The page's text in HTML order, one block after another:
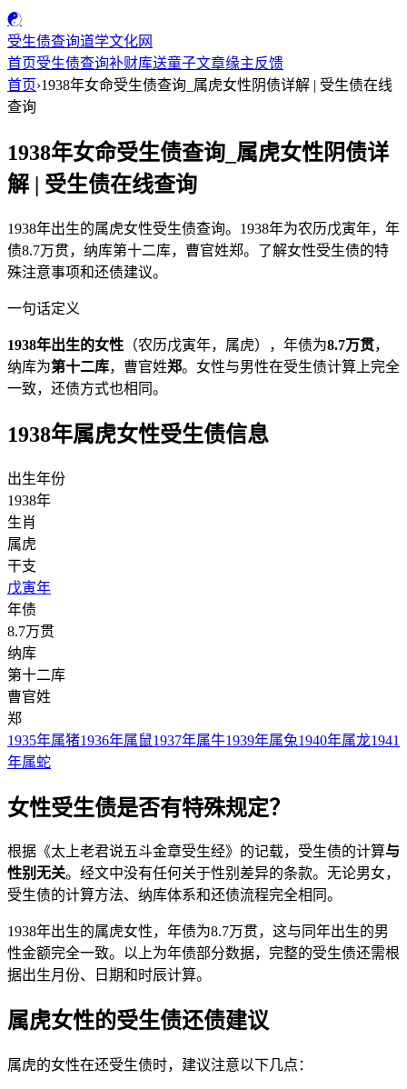
☯
受生债查询道学文化网
首页受生债查询补财库送童子文章缘主反馈
首页›1938年女命受生债查询_属虎女性阴债详解 | 受生债在线
查询
1938年女命受生债查询_属虎女性阴债详
解 | 受生债在线查询
1938年出生的属虎女性受生债查询。1938年为农历戊寅年，年
债8.7万贯，纳库第十二库，曹官姓郑。了解女性受生债的特
殊注意事项和还债建议。
一句话定义
1938年出生的女性 （农历戊寅年，属虎），年债为8.7万贯，
纳库为第十二库，曹官姓郑。女性与男性在受生债计算上完全
一致，还债方式也相同。
1938年属虎女性受生债信息
出生年份
1938年
生肖
属虎
干支
戊寅年
年债
8.7万贯
纳库
第十二库
曹官姓
郑
1935年属猪1936年属鼠1937年属牛1939年属兔1940年属龙1941
年属蛇
女性受生债是否有特殊规定？
根据《太上老君说五斗金章受生经》的记载，受生债的计算与
性别无关。经文中没有任何关于性别差异的条款。无论男女，
受生债的计算方法、纳库体系和还债流程完全相同。
1938年出生的属虎女性，年债为8.7万贯，这与同年出生的男
性金额完全一致。以上为年债部分数据，完整的受生债还需根
据出生月份、日期和时辰计算。
属虎女性的受生债还债建议
属虎的女性在还受生债时，建议注意以下几点：